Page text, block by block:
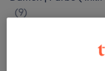
(9)
DAMEN | Styling (